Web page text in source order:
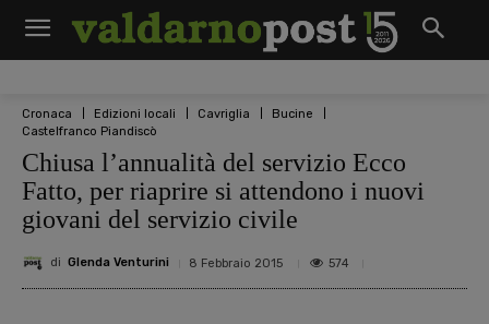
Cronaca Edizioni locali Cavriglia
Bucine
Castelfranco Piandiscò
Chiusa l’annualità del servizio Ecco
Fatto, per riaprire si attendono i nuovi
giovani del servizio civile
di Glenda Venturini 8 Febbraio 2015 574